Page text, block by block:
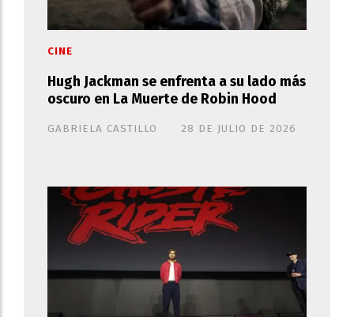
Hugh Jackman se enfrenta a su lado más
oscuro en La Muerte de Robin Hood
GABRIELA CASTILLO
CINE
28 DE JULIO DE 2026